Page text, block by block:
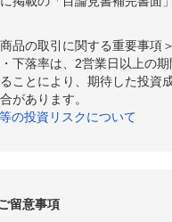
品の取引に関する重要事項
下落率は、2営業日以上の
ことにより、期待した投
があります。
の投資リスクについて
留意事項